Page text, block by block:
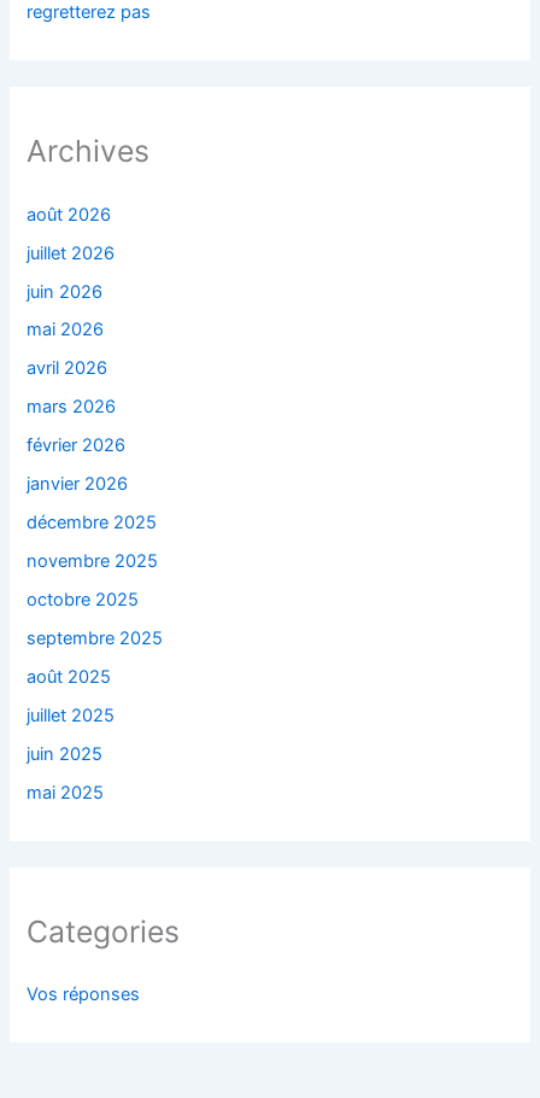
regretterez pas
Archives
août 2026
juillet 2026
juin 2026
mai 2026
avril 2026
mars 2026
février 2026
janvier 2026
décembre 2025
novembre 2025
octobre 2025
septembre 2025
août 2025
juillet 2025
juin 2025
mai 2025
Categories
Vos réponses